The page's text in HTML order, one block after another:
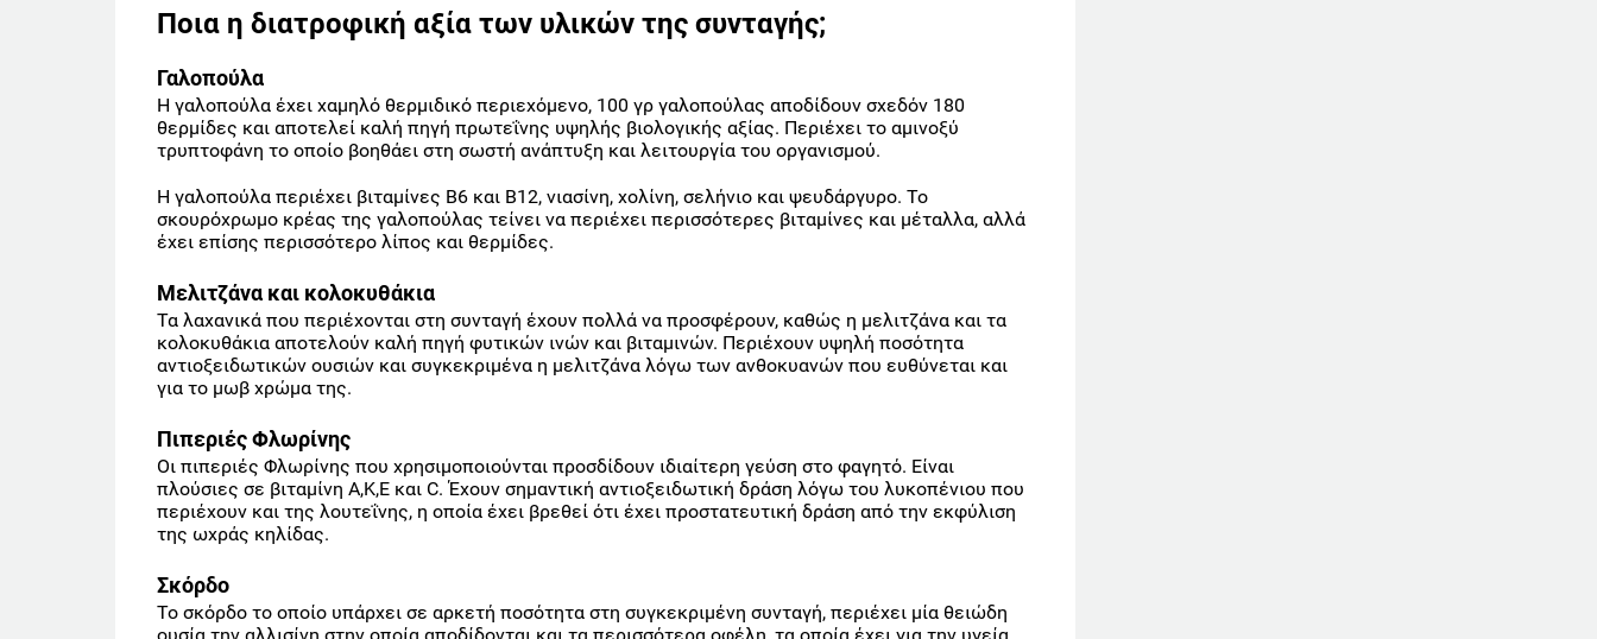
Ποια η διατροφική αξία των υλικών της συνταγής;
Γαλοπούλα
Η γαλοπούλα έχει χαμηλό θερμιδικό περιεχόμενο, 100 γρ γαλοπούλας αποδίδουν σχεδόν 180
θερμίδες και αποτελεί καλή πηγή πρωτεΐνης υψηλής βιολογικής αξίας. Περιέχει το αμινοξύ
τρυπτοφάνη το οποίο βοηθάει στη σωστή ανάπτυξη και λειτουργία του οργανισμού.
Η γαλοπούλα περιέχει βιταμίνες Β6 και B12, νιασίνη, χολίνη, σελήνιο και ψευδάργυρο. Το
σκουρόχρωμο κρέας της γαλοπούλας τείνει να περιέχει περισσότερες βιταμίνες και μέταλλα, αλλά
έχει επίσης περισσότερο λίπος και θερμίδες.
Μελιτζάνα και κολοκυθάκια
Τα λαχανικά που περιέχονται στη συνταγή έχουν πολλά να προσφέρουν, καθώς η μελιτζάνα και τα
κολοκυθάκια αποτελούν καλή πηγή φυτικών ινών και βιταμινών. Περιέχουν υψηλή ποσότητα
αντιοξειδωτικών ουσιών και συγκεκριμένα η μελιτζάνα λόγω των ανθοκυανών που ευθύνεται και
για το μωβ χρώμα της.
Πιπεριές Φλωρίνης
Οι πιπεριές Φλωρίνης που χρησιμοποιούνται προσδίδουν ιδιαίτερη γεύση στο φαγητό. Είναι
πλούσιες σε βιταμίνη Α,Κ,Ε και C. Έχουν σημαντική αντιοξειδωτική δράση λόγω του λυκοπένιου που
περιέχουν και της λουτεΐνης, η οποία έχει βρεθεί ότι έχει προστατευτική δράση από την εκφύλιση
της ωχράς κηλίδας.
Σκόρδο
Το σκόρδο το οποίο υπάρχει σε αρκετή ποσότητα στη συγκεκριμένη συνταγή, περιέχει μία θειώδη